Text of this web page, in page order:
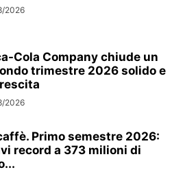
2026
Cola Company chiude un
trimestre 2026 solido e
2026
Primo semestre 2026:
record a 373 milioni di